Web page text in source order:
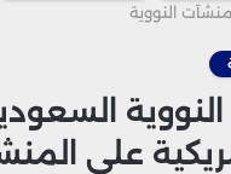
النووية
النووية
على